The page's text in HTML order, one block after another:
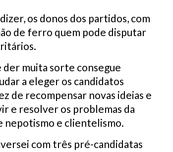
os donos dos partidos, com
de ferro quem pode disputar
der muita sorte consegue
a eleger os candidatos
de recompensar novas ideias e
e resolver os problemas da
nepotismo e clientelismo.
com três pré-candidatas